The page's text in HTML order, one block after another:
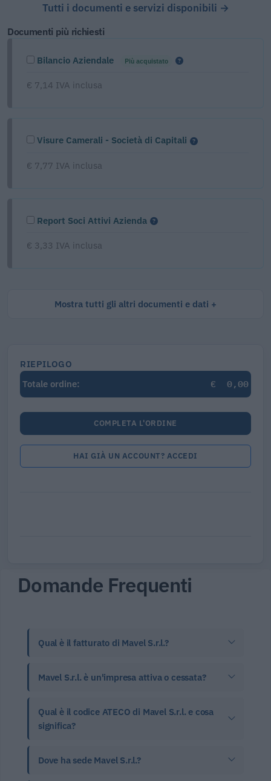
Tutti i documenti e servizi disponibili →
Documenti più richiesti
Bilancio Aziendale Più acquistato
€ 7,14 IVA inclusa
Visure Camerali - Società di Capitali
€ 7,77 IVA inclusa
Report Soci Attivi Azienda
€ 3,33 IVA inclusa
Mostra tutti gli altri documenti e dati
RIEPILOGO
Totale ordine:
€ 0,00
COMPLETA L'ORDINE
HAI GIÀ UN ACCOUNT? ACCEDI
Domande Frequenti
Qual è il fatturato di Mavel S.r.l.?
Mavel S.r.l. è un'impresa attiva o cessata?
Qual è il codice ATECO di Mavel S.r.l. e cosa
significa?
Dove ha sede Mavel S.r.l.?